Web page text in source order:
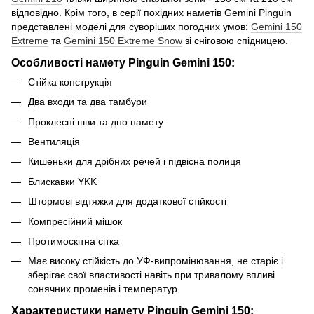
відповідно. Крім того, в серії похідних наметів Gemini Pinguin
представлені моделі для суворіших погодних умов: Gemini 150
Extreme та Gemini 150 Extreme Snow зі сніговою спідницею.
Особливості намету Pinguin Gemini 150:
Стійка конструкція
Два входи та два тамбури
Проклеєні шви та дно намету
Вентиляція
Кишеньки для дрібних речей і підвісна полиця
Блискавки YKK
Штормові відтяжки для додаткової стійкості
Компресійний мішок
Протимоскітна сітка
Має високу стійкість до УФ-випромінювання, не старіє і
зберігає свої властивості навіть при тривалому впливі
сонячних променів і температур.
Характеристики намету Pinguin Gemini 150: